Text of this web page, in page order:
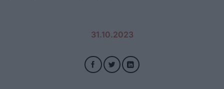
31.10.2023